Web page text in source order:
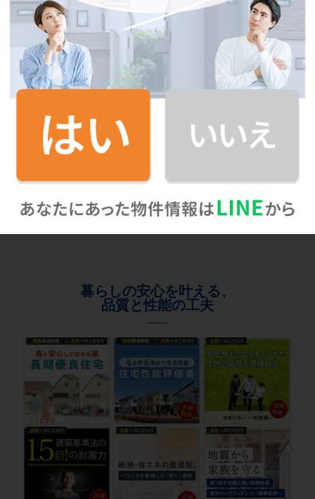
暮らしの安心を叶える、
品質と性能の工夫